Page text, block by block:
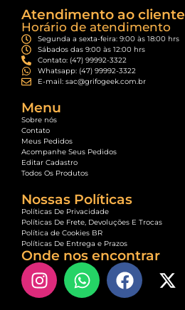
Atendimento ao cliente
Horário de atendimento
Segunda a sexta-feira: 9:00 às 18:00 hrs
Sábados das 9:00 às 12:00 hrs
Contato: (47) 99992-3322
Whatsapp: (47) 99992-3322
E-mail: sac@grifogeek.com.br
Menu
Sobre nós
Contato
Meus Pedidos
Acompanhe Seus Pedidos
Editar Cadastro
Todos Os Produtos
Nossas Políticas
Políticas De Privacidade
Políticas De Frete, Devoluções E Trocas
Política de Cookies BR
Políticas De Entrega e Prazos
Onde nos encontrar